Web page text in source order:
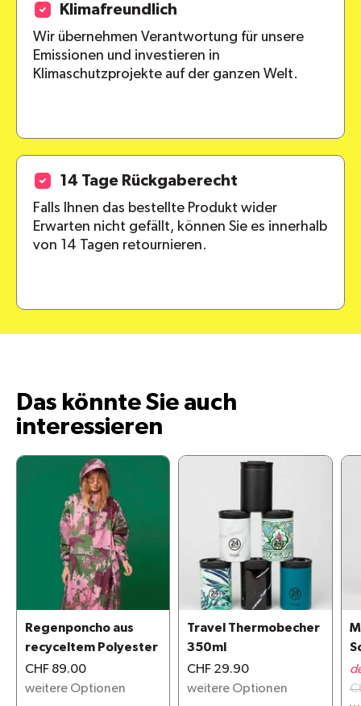
Klimafreundlich
Wir übernehmen Verantwortung für unsere
Emissionen und investieren in
Klimaschutzprojekte auf der ganzen Welt.
14 Tage Rückgaberecht
Falls Ihnen das bestellte Produkt wider
Erwarten nicht gefällt, können Sie es innerhalb
von 14 Tagen retournieren.
Das könnte Sie auch
interessieren
Regenponcho aus
recyceltem Polyester
CHF 89.00
weitere Optionen
Travel Thermobecher
350ml
CHF 29.90
weitere Optionen